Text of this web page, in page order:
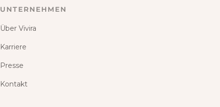
UNTERNEHMEN
Über Vivira
Karriere
Presse
Kontakt